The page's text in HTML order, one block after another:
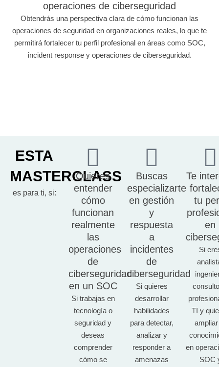
operaciones de ciberseguridad
Obtendrás una perspectiva clara de cómo funcionan las
operaciones de seguridad en organizaciones reales, lo que te
permitirá fortalecer tu perfil profesional en áreas como SOC,
incident response y operaciones de ciberseguridad.
ESTA
MASTERCLASS
es para ti, si:
Quieres
entender
cómo
funcionan
realmente
las
operaciones
de
ciberseguridad
en un SOC
Si trabajas en
tecnología o
seguridad y
deseas
comprender
cómo se
Buscas
especializarte
en gestión
y
respuesta
a
incidentes
de
ciberseguridad
Si quieres
desarrollar
habilidades
para detectar,
analizar y
responder a
amenazas
Te
tu
en
Si
TI y
en
SOC